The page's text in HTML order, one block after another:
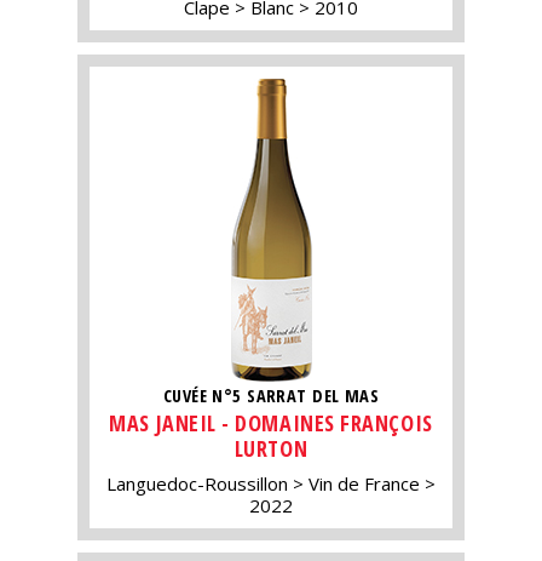
Clape
Blanc 2010
CUVÉE N°5 SARRAT DEL MAS
MAS JANEIL - DOMAINES FRANÇOIS
LURTON
Languedoc-Roussillon
Vin de France
2022